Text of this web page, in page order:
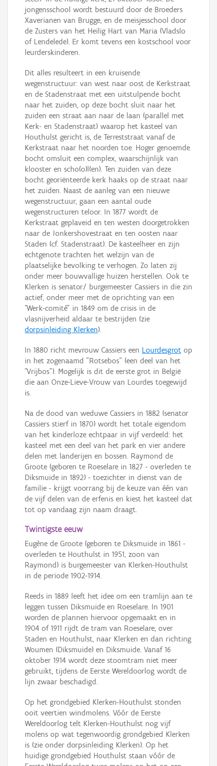
jongensschool wordt bestuurd door de Broeders
Xaverianen van Brugge, en de meisjesschool door
de Zusters van het Heilig Hart van Maria (Vladslo
of Lendelede). Er komt tevens een kostschool voor
leurderskinderen.
Dit alles resulteert in een kruisende
wegenstructuur: van west naar oost de Kerkstraat
en de Stadenstraat met een uitstulpende bocht
naar het zuiden, op deze bocht sluit naar het
zuiden een straat aan naar de laan (parallel met
Kerk- en Stadenstraat) waarop het kasteel van
Houthulst gericht is, de Terreststraat vanaf de
Kerkstraat naar het noorden toe. Hoger genoemde
bocht omsluit een complex, waarschijnlijk van
klooster en scho(o)l(en). Ten zuiden van deze
bocht georiënteerde kerk haaks op de straat naar
het zuiden. Naast de aanleg van een nieuwe
wegenstructuur, gaan een aantal oude
wegenstructuren teloor. In 1877 wordt de
Kerkstraat geplaveid en ten westen doorgetrokken
naar de Jonkershovestraat en ten oosten naar
Staden (cf. Stadenstraat). De kasteelheer en zijn
echtgenote trachten het welzijn van de
plaatselijke bevolking te verhogen. Zo laten zij
onder meer bouwvallige huizen herstellen. Ook te
Klerken is senator/ burgemeester Cassiers in die zin
actief, onder meer met de oprichting van een
"Werk-comité" in 1849 om de crisis in de
vlasnijverheid aldaar te bestrijden (zie
dorpsinleiding Klerken).
In 1880 richt mevrouw Cassiers een Lourdesgrot op
in het zogenaamd "Rotsebos" (een deel van het
"Vrijbos"). Mogelijk is dit de eerste grot in België
die aan Onze-Lieve-Vrouw van Lourdes toegewijd
is.
Na de dood van weduwe Cassiers in 1882 (senator
Cassiers stierf in 1870) wordt het totale eigendom
van het kinderloze echtpaar in vijf verdeeld: het
kasteel met een deel van het park en vier andere
delen met landerijen en bossen. Raymond de
Groote (geboren te Roeselare in 1827 - overleden te
Diksmuide in 1892) - toezichter in dienst van de
familie - krijgt voorrang bij de keuze van één van
de vijf delen van de erfenis en kiest het kasteel dat
tot op vandaag zijn naam draagt.
Twintigste eeuw
Eugène de Groote (geboren te Diksmuide in 1861 -
overleden te Houthulst in 1951, zoon van
Raymond) is burgemeester van Klerken-Houthulst
in de periode 1902-1914.
Reeds in 1889 leeft het idee om een tramlijn aan te
leggen tussen Diksmuide en Roeselare. In 1901
worden de plannen hiervoor opgemaakt en in
1904 of 1911 rijdt de tram van Roeselare, over
Staden en Houthulst, naar Klerken en dan richting
Woumen (Diksmuide) en Diksmuide. Vanaf 16
oktober 1914 wordt deze stoomtram niet meer
gebruikt, tijdens de Eerste Wereldoorlog wordt de
lijn zwaar beschadigd.
Op het grondgebied Klerken-Houthulst stonden
ooit veertien windmolens. Vóór de Eerste
Wereldoorlog telt Klerken-Houthulst nog vijf
molens op wat tegenwoordig grondgebied Klerken
is (zie onder dorpsinleiding Klerken). Op het
huidige grondgebied Houthulst staan vóór de